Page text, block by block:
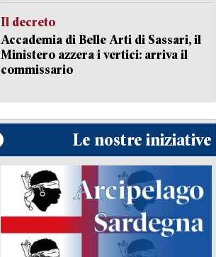
Il decreto
Accademia di Belle Arti di Sassari, il
Ministero azzera i vertici: arriva il
commissario
Le nostre iniziative